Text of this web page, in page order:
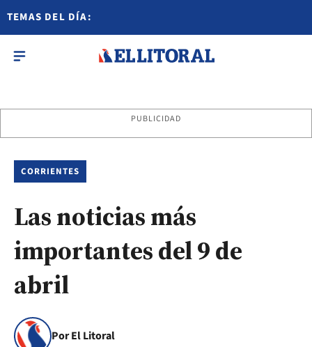
TEMAS DEL DÍA:
PUBLICIDAD
CORRIENTES
Las noticias más
importantes del 9 de
abril
Por El Litoral